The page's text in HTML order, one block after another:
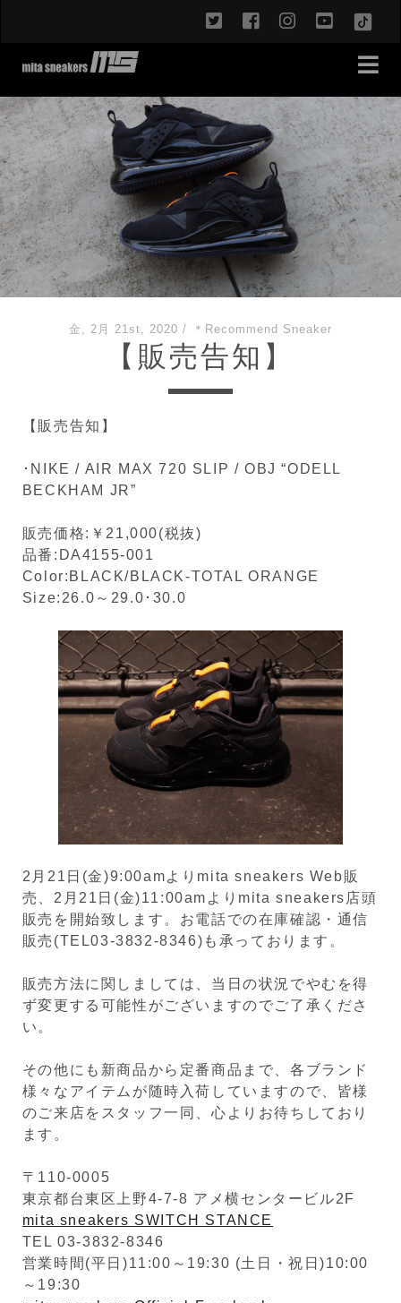
twitterfacebookinstagram
金, 2月 21st, 2020 / ＊Recommend Sneaker
【販売告知】
【販売告知】
･NIKE / AIR MAX 720 SLIP / OBJ “ODELL
BECKHAM JR”
販売価格:￥21,000(税抜)
品番:DA4155-001
Color:BLACK/BLACK-TOTAL ORANGE
Size:26.0～29.0･30.0
2月21日(金)9:00amよりmita sneakers Web販
売、2月21日(金)11:00amよりmita sneakers店頭
販売を開始致します。お電話での在庫確認・通信
販売(TEL03-3832-8346)も承っております。
販売方法に関しましては、当日の状況でやむを得
ず変更する可能性がございますのでご了承くださ
い。
その他にも新商品から定番商品まで、各ブランド
様々なアイテムが随時入荷していますので、皆様
のご来店をスタッフ一同、心よりお待ちしており
ます。
〒110-0005
東京都台東区上野4-7-8 アメ横センタービル2F
mita sneakers SWITCH STANCE
TEL 03-3832-8346
営業時間(平日)11:00～19:30 (土日・祝日)10:00
～19:30